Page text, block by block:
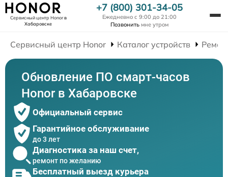
Сервисный центр Honorв
Хабаровске
+7 (800) 301-34-05
Ежедневно с 9:00 до 21:00
Позвонить мне утром
Сервисный центр Honor Каталог устройств
Обновление ПО смарт-часов
Honor в Хабаровске
Официальный сервис
Гарантийное обслуживание
до 3 лет
Диагностика за наш счет,
ремонт по желанию
Бесплатный выезд курьера